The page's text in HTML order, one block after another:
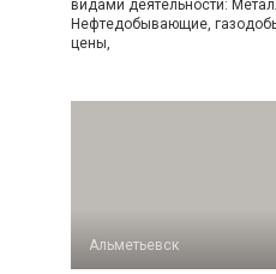
видами деятельности:
Нефтедобывающие,
цены,
Альметьевск